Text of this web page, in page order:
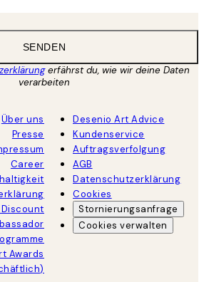
SENDEN
erfährst du, wie wir deine Daten
verarbeiten
Über uns
Presse
Career
Awards
Desenio Art Advice
Kundenservice
Auftragsverfolgung
AGB
Datenschutzerklärung
Cookies
Stornierungsanfrage
Cookies verwalten